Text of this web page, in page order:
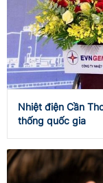
Nhiệt điện Cần
thống quốc gia